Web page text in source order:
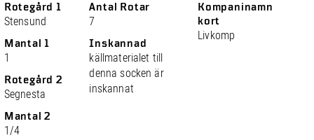
Rotegård 1
Stensund
Mantal 1
1
Rotegård 2
Segnesta
Mantal 2
1/4
Antal Rotar
7
Inskannad
källmaterialet till
denna socken är
inskannat
Kompaninamn
kort
Livkomp